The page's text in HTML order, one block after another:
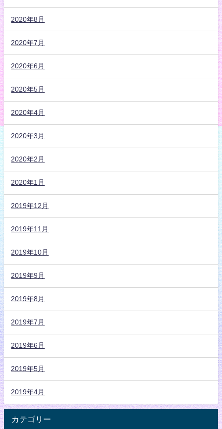
2020年8月
2020年7月
2020年6月
2020年5月
2020年4月
2020年3月
2020年2月
2020年1月
2019年12月
2019年11月
2019年10月
2019年9月
2019年8月
2019年7月
2019年6月
2019年5月
2019年4月
カテゴリー